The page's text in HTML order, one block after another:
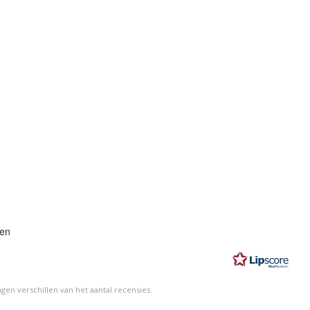
verschillen van het aantal recensies.